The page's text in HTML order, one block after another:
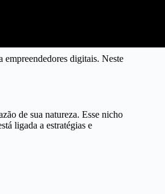
empreendedores digitais. Neste
de sua natureza. Esse nicho
ligada a estratégias e